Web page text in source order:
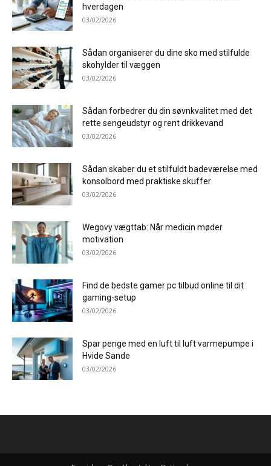
hverdagen
03/02/2026
Sådan organiserer du dine sko med stilfulde
skohylder til væggen
03/02/2026
Sådan forbedrer du din søvnkvalitet med det
rette sengeudstyr og rent drikkevand
03/02/2026
Sådan skaber du et stilfuldt badeværelse med
konsolbord med praktiske skuffer
03/02/2026
Wegovy vægttab: Når medicin møder
motivation
03/02/2026
Find de bedste gamer pc tilbud online til dit
gaming-setup
03/02/2026
Spar penge med en luft til luft varmepumpe i
Hvide Sande
03/02/2026